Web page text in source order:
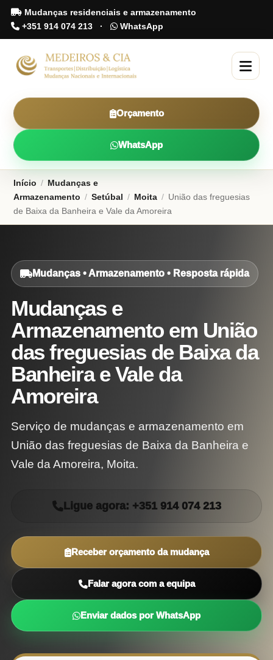
Mudanças residenciais e armazenamento
+351 914 074 213 · WhatsApp
Orçamento
WhatsApp
Início / Mudanças e
Armazenamento / Setúbal / Moita / União das freguesias
de Baixa da Banheira e Vale da Amoreira
Mudanças • Armazenamento • Resposta rápida
Mudanças e
Armazenamento em União
das freguesias de Baixa da
Banheira e Vale da
Amoreira
Serviço de mudanças e armazenamento em
União das freguesias de Baixa da Banheira e
Vale da Amoreira, Moita.
Ligue agora: +351 914 074 213
Receber orçamento da mudança
Falar agora com a equipa
Enviar dados por WhatsApp